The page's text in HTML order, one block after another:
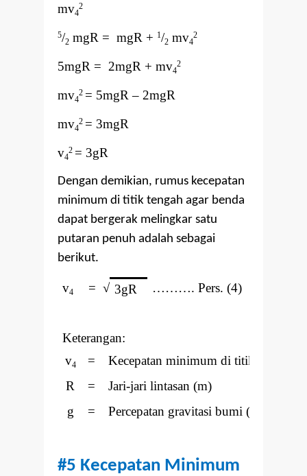
mv4
2
5/2 mgR = mgR + 1/2 mv4
2
5mgR = 2mgR + mv4
2
mv4
2 = 5mgR– 2mgR
mv4
2 = 3mgR
v4
2 = 3gR
Dengan demikian, rumus kecepatan
minimum di titik tengah agar benda
dapat bergerak melingkar satu
putaran penuh adalah sebagai
berikut.
v4 = √ 3gR ………. Pers. (4)
Keterangan:
v4 =
Kecepatan minimum di titik D (m/s)
R
=
Jari-jari lintasan (m)
g
= Percepatan gravitasi bumi (m/s
#5 Kecepatan Minimum